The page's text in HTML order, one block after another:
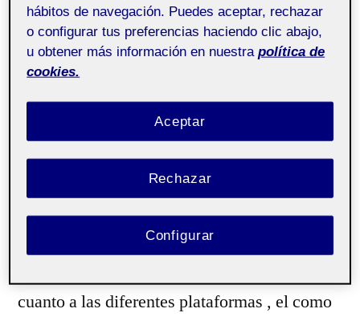
aula 6
Pues llega a su fin este proyecto del cual lo
inicie como todos en esta asignatura con
palabra ninguna ni nos conociamos y despues
cuanto a las diferentes plataformas , el como
hábitos de navegación. Puedes aceptar, rechazar
o configurar tus preferencias haciendo clic abajo,
u obtener más información en nuestra política de
cookies.
Rechazar
Aceptar
Configurar